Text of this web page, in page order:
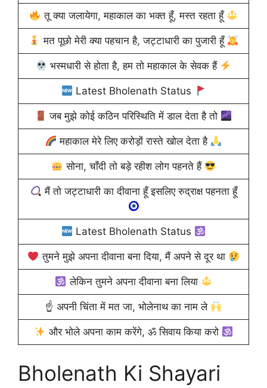
तू क्या जलायेगा, महाकाल का भक्त हूँ, मस्त रहता हूँ
मत पूछो मेरी क्या पहचान है, जट्टाधारी का पुजारी हूँ
भस्मधारी से होता है, हम तो महाकाल के सेवक हैं
Latest Bholenath Status
जब मुझे कोई कठिन परिस्थिति में डाल देता है तो
महाकाल मेरे लिए करोड़ों रास्ते खोल देता है
सोना, चाँदी तो बड़े रहीश लोग पहनते हैं
मैं तो जट्टाधारी का दीवाना हूँ इसलिए रुद्राक्ष पहनता हूँ
Latest Bholenath Status
तुमने मुझे अपना दीवाना बना दिया, मैं अपने से दूर था
लेकिन तुमने अपना दीवाना बना लिया
☝ अपनी चिंता में मत जा, भोलेनाथ का नाम ले
और भोले अपना काम करेंगे, ॐ सिवाय किया करो
Bholenath Ki Shayari